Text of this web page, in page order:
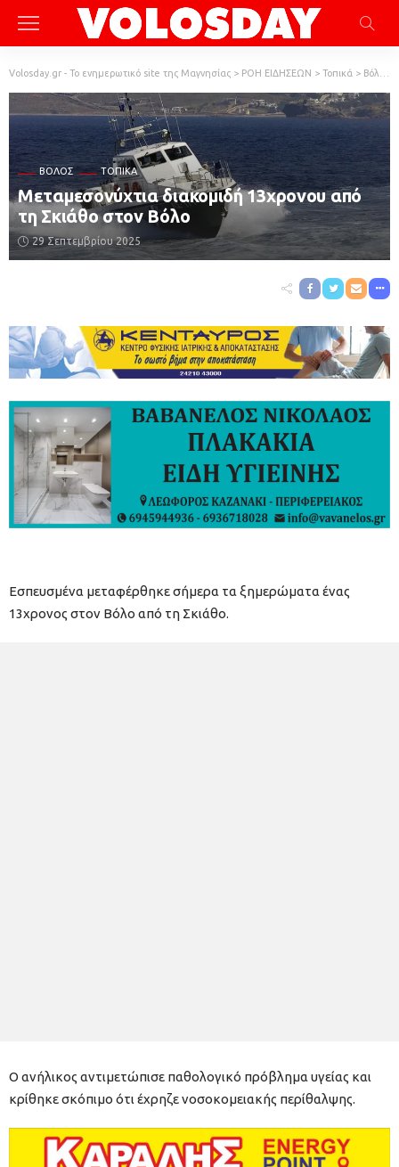
Volosday.gr - Το ενημερωτικό site της Μαγνησίας > ΡΟΗ ΕΙΔΗΣΕΩΝ > Τοπικά > Βόλος
ΒΌΛΟΣ ΤΟΠΙΚΆ
Μεταμεσονύχτια διακομιδή 13χρονου από
τη Σκιάθο στον Βόλο
29 Σεπτεμβρίου 2025
Εσπευσμένα μεταφέρθηκε σήμερα τα ξημερώματα ένας
13χρονος στον Βόλο από τη Σκιάθο.
Ο ανήλικος αντιμετώπισε παθολογικό πρόβλημα υγείας και
κρίθηκε σκόπιμο ότι έχρηζε νοσοκομειακής περίθαλψης.